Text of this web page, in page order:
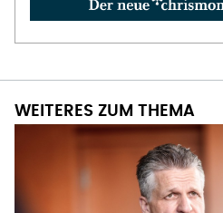
WEITERES ZUM THEMA